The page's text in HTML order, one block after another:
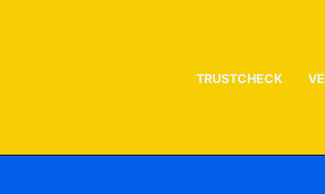
TRUSTCHECK